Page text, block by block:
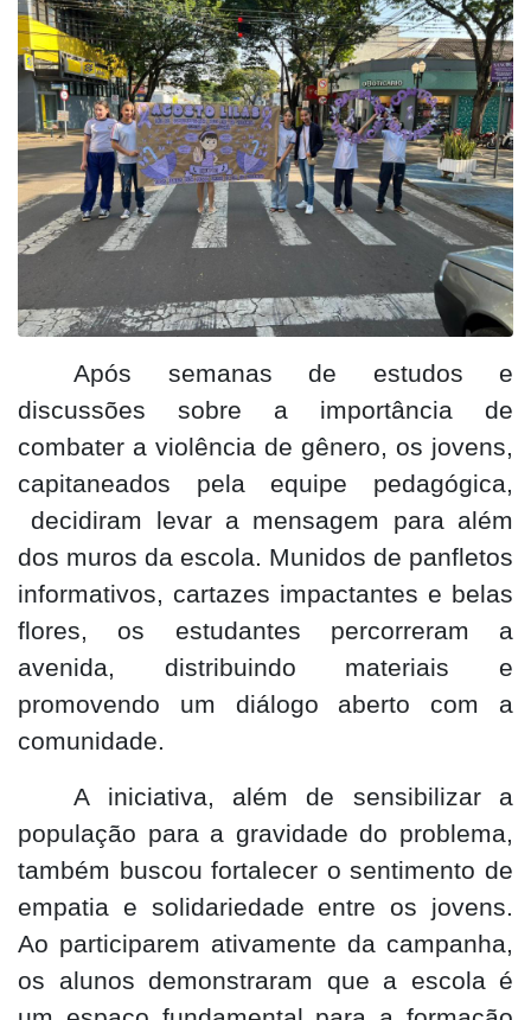
Após semanas de estudos e
discussões sobre a importância de
combater a violência de gênero, os jovens,
capitaneados pela equipe pedagógica,
decidiram levar a mensagem para além
dos muros da escola. Munidos de panfletos
informativos, cartazes impactantes e belas
flores, os estudantes percorreram a
avenida, distribuindo materiais e
promovendo um diálogo aberto com a
comunidade.
A iniciativa, além de sensibilizar a
população para a gravidade do problema,
também buscou fortalecer o sentimento de
empatia e solidariedade entre os jovens.
Ao participarem ativamente da campanha,
os alunos demonstraram que a escola é